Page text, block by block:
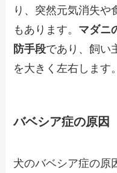
り、突然元気消失や
もあります。 マダニ
防手段であり、飼い
を大きく左右します。
バベシア症の原因
犬のバベシア症の原